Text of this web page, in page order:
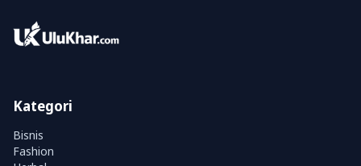
Kategori
Bisnis
Fashion